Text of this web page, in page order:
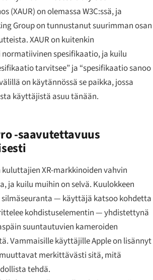
(XAUR) on olemassa W3C:ssä, ja
Group on tunnustanut suurimman osan
XAUR on kuitenkin
spesifikaatio, ja kuilu
tarvitsee” ja “spesifikaatio sanoo
on käytännössä se paikka, jossa
käyttäjistä asuu tänään.
-saavutettavuus
XR-markkinoiden vahvin
ja kuilu muihin on selvä. Kuulokkeen
silmäseuranta — käyttäjä katsoo kohdetta
kohdistuselementin — yhdistettynä
suuntautuvien kameroiden
Vammaisille käyttäjille Apple on lisännyt
merkittävästi sitä, mitä
tehdä.